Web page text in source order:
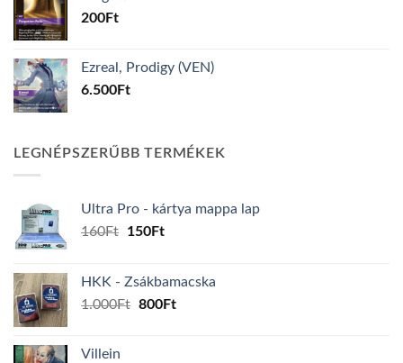
200Ft
Ezreal, Prodigy (VEN)
6.500Ft
LEGNÉPSZERŰBB TERMÉKEK
Ultra Pro - kártya mappa lap
160Ft
Original
160Ft.
150FtCurrent
150Ft.
HKK - Zsákbamacska
1.000Ft Original
800FtCurrent
Villein